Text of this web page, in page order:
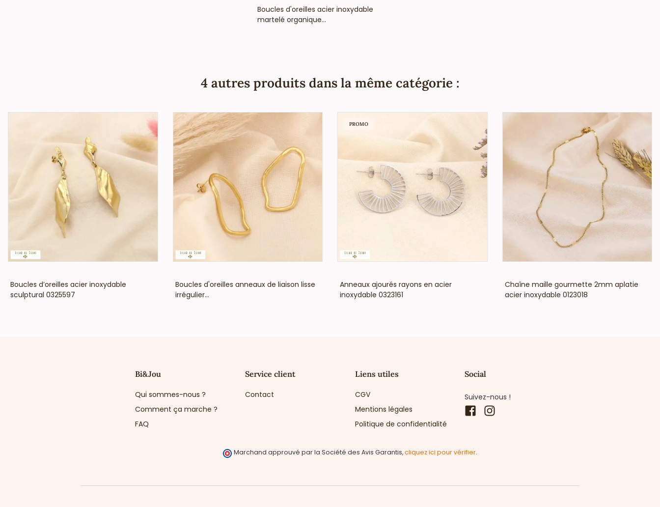
VOIR LE PRIX
Boucles d'oreilles acier inoxydable
martelé organique...
4 autres produits dans la même catégorie :
Boucles d’oreilles acier inoxydable
sculptural 0325597
Boucles d'oreilles anneaux de liaison lisse
irrégulier...
Anneaux ajourés rayons en acier
inoxydable 0323161
PROMO
Chaîne maille gourmette 2mm aplatie
acier inoxydable 0123018
Bi&Jou
Qui sommes-nous ?
Comment ça marche ?
FAQ
Service client
Contact
Liens utiles
CGV
Mentions légales
Politique de confidentialité
Social
Suivez-nous !
Facebook
Marchand approuvé par la Société des Avis Garantis,cliquez ici pour vérifier.